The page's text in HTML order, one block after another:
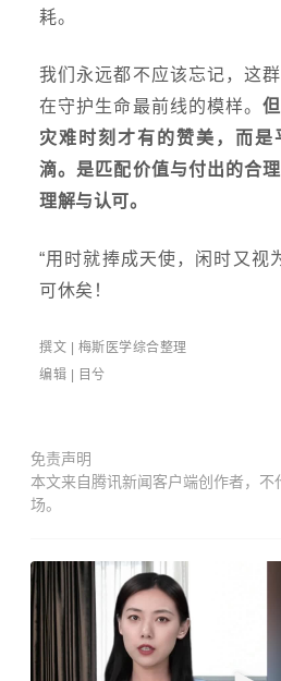
耗。
我们永远都不应该忘记，这
在守护生命最前线的模样。
灾难时刻才有的赞美，而是
滴。是匹配价值与付出的合
理解与认可。
“用时就捧成天使，闲时又视
可休矣！
撰文 | 梅斯医学综合整理
编辑 | 目兮
免责声明
本文来自腾讯新闻客户端创作者，不
场。